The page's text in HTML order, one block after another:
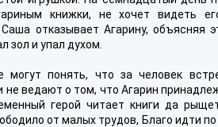
книжки, не хочет видеть
отказывает Агарину, объясняя
зол и упал духом.
могут понять, что за человек
не ведают о том, что Агарин
герой читает книги да
от малых трудов, Благо идти